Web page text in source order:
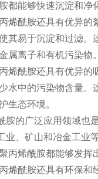
都能够快速沉淀和净
烯酰胺还具有优异
其易于沉淀和过滤
属离子和有机污染物。
烯酰胺还具有优异
水中的污染物含量
生态环境。
胺的广泛应用领域也
业、矿山和冶金工业
丙烯酰胺都能够发挥
烯酰胺还具有环保